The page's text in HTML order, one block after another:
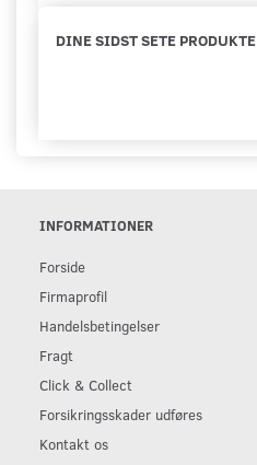
DINE SIDST SETE
INFORMATIONER
Forside
Firmaprofil
Handelsbetingelser
Fragt
Click & Collect
Forsikringsskader udføres
Kontakt os